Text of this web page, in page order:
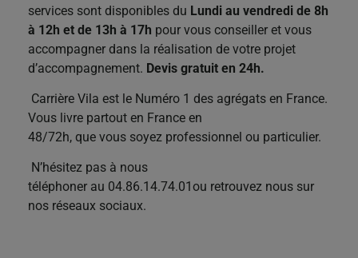
services sont disponibles du Lundi au vendredi de 8h
à 12h et de 13h à 17h pour vous conseiller et vous
accompagner dans la réalisation de votre projet
d’accompagnement. Devis gratuit en 24h.
Carrière Vila est le Numéro 1 des agrégats en France.
Vous livre partout en France en
48/72h, que vous soyez professionnel ou particulier.
N’hésitez pas à nous
téléphoner au 04.86.14.74.01ou retrouvez nous sur
nos réseaux sociaux.